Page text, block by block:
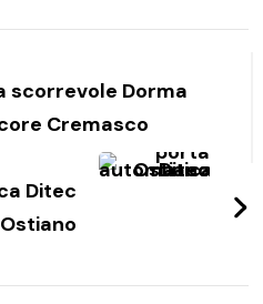
scorrevole Dorma
Cremasco
Ditec
Ostiano